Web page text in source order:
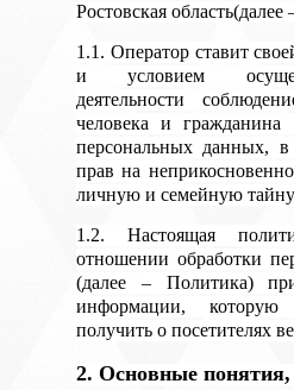
Ростовская область(далее
1.1. Оператор ставит
и условием
деятельности
человека и гражданина
персональных данных,
прав на
личную и семейную
1.2. Настоящая
отношении обработки
(далее – Политика)
информации,
получить о посетителях
2. Основные понятия,